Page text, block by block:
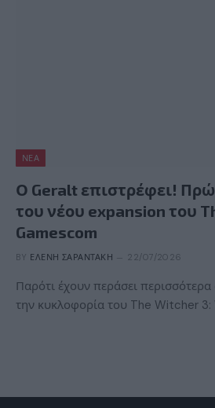
ΝΈΑ
Ο Geralt επιστρέφει!
του νέου expansion του
Gamescom
BY ΕΛΈΝΗ ΣΑΡΑΝΤΆΚΗ 22/07/2026
Παρότι έχουν περάσει
την κυκλοφορία του The Witcher 3: